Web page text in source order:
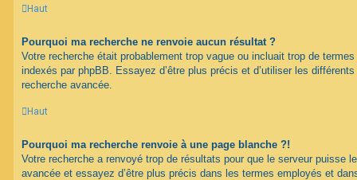
Haut
Pourquoi ma recherche ne renvoie aucun résultat ?
Votre recherche était probablement trop vague ou incluait trop de
indexés par phpBB. Essayez d’être plus précis et d’utiliser les
recherche avancée.
Haut
Pourquoi ma recherche renvoie à une page blanche ?!
Votre recherche a renvoyé trop de résultats pour que le serveur puisse
avancée et essayez d’être plus précis dans les termes employés et